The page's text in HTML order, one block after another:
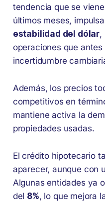
tendencia que se
últimos meses,
estabilidad del dólar,
operaciones que
incertidumbre
Además, los precios
competitivos en
mantiene activa la
propiedades usadas.
El crédito hipotecario
aparecer, aunque con
Algunas entidades ya
del 8%, lo que mejora